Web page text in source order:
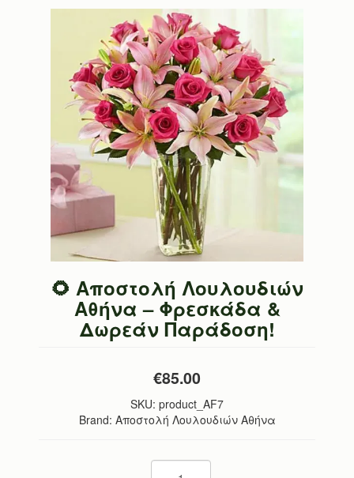
🌻 Αποστολή Λουλουδιών
Αθήνα – Φρεσκάδα &
Δωρεάν Παράδοση!
€85.00
SKU: product_AF7
Brand: Αποστολή Λουλουδιών Αθήνα